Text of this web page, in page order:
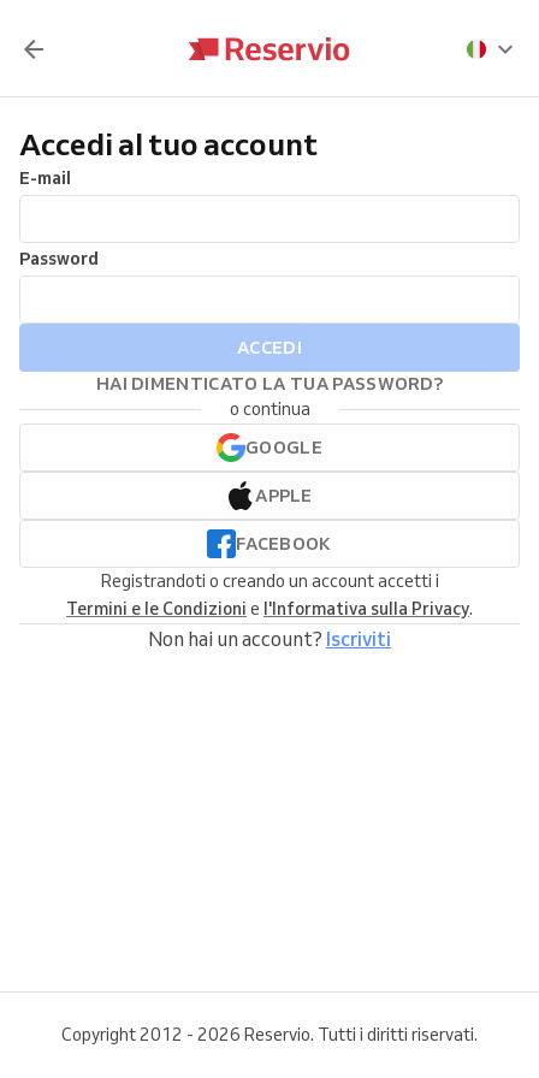
Accedi al tuo account
E-mail
Password
ACCEDI
HAI DIMENTICATO LA TUA PASSWORD?
o continua
GOOGLE
APPLE
FACEBOOK
Registrandoti o creando un account accetti i
Termini e le Condizioni e l'Informativa sulla Privacy.
Non hai un account? Iscriviti
Copyright 2012 - 2026 Reservio. Tutti i diritti riservati.